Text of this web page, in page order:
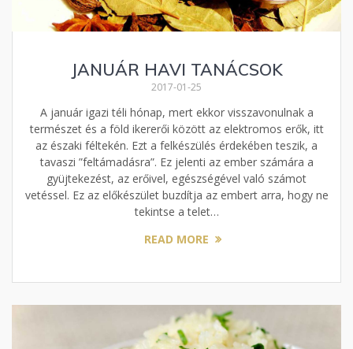
JANUÁR HAVI TANÁCSOK
2017-01-25
A január igazi téli hónap, mert ekkor visszavonulnak a
természet és a föld ikererői között az elektromos erők, itt
az északi féltekén. Ezt a felkészülés érdekében teszik, a
tavaszi ”feltámadásra”. Ez jelenti az ember számára a
gyüjtekezést, az erőivel, egészségével való számot
vetéssel. Ez az előkészület buzdítja az embert arra, hogy ne
tekintse a telet…
READ MORE